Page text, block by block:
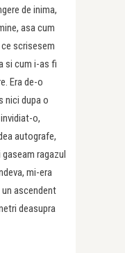
de inima,
asa cum
scrisesem
si cum i-as fi
Era de-o
nici dupa o
o,
autografe,
ragazul
mi-era
ascendent
deasupra